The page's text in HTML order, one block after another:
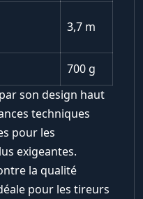
3,7 m
700 g
son design haut
techniques
pour les
exigeantes.
la qualité
pour les tireurs